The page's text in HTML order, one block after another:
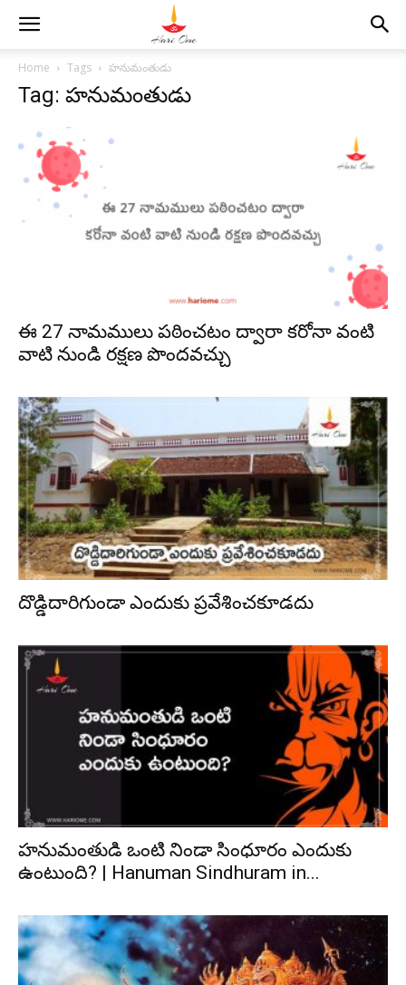
Home Tags హనుమంతుడు
Tag: హనుమంతుడు
ఈ 27 నామములు పఠించటం ద్వారా కరోనా వంటి
వాటి నుండి రక్షణ పొందవచ్చు
దొడ్డిదారిగుండా ఎందుకు ప్రవేశించకూడదు
హనుమంతుడి ఒంటి నిండా సింధూరం ఎందుకు
ఉంటుంది? | Hanuman Sindhuram in...